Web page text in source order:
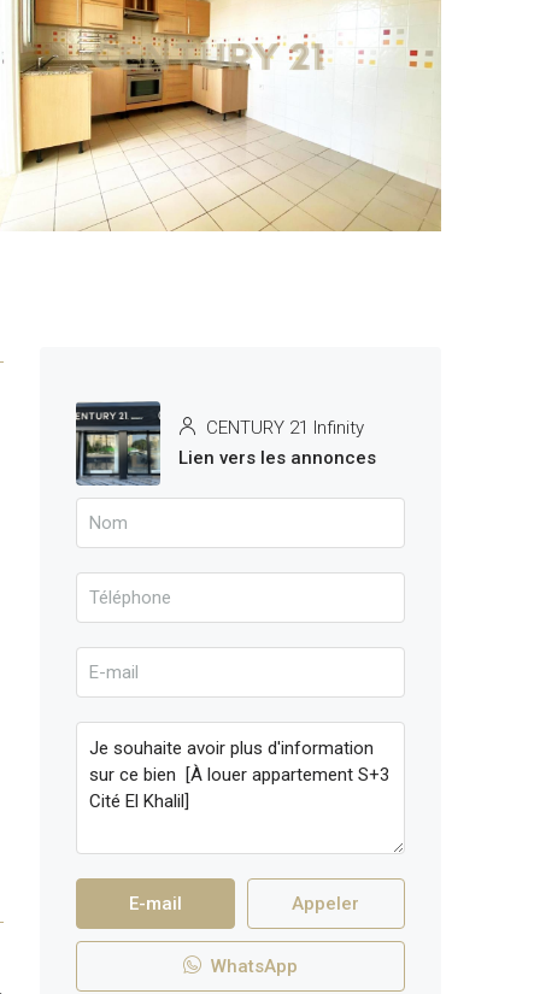
2 More
CENTURY 21 Infinity
Lien vers les annonces
E-mail Appeler
WhatsApp